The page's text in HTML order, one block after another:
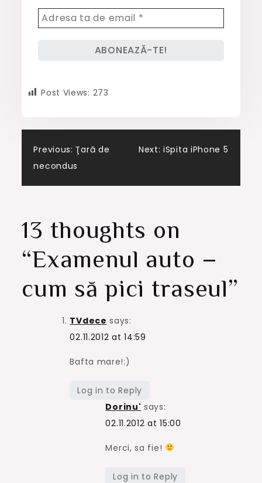
Post Views: 273
Post
navigation
Previous: Ţară de
necondus
Next: iSpita iPhone 5
13 thoughts on
“Examenul auto –
cum să pici traseul”
TVdece says:
02.11.2012 at 14:59
Bafta mare!:)
Log in to Reply
Dorinu' says:
02.11.2012 at 15:00
Merci, sa fie!
Log in to Reply